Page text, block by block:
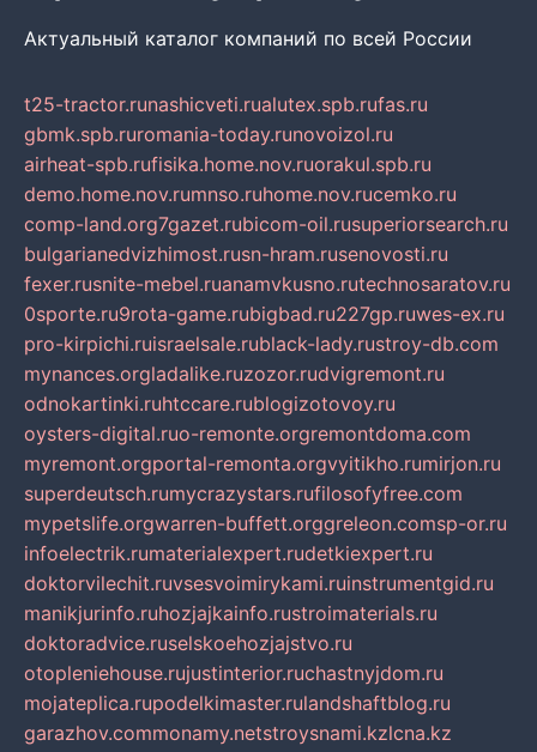
Актуальный каталог компаний по всей России
t25-tractor.runashicveti.rualutex.spb.rufas.ru
gbmk.spb.ruromania-today.runovoizol.ru
airheat-spb.rufisika.home.nov.ruorakul.spb.ru
demo.home.nov.rumnso.ruhome.nov.rucemko.ru
comp-land.org7gazet.rubicom-oil.rusuperiorsearch.ru
bulgarianedvizhimost.rusn-hram.rusenovosti.ru
fexer.rusnite-mebel.ruanamvkusno.rutechnosaratov.ru
0sporte.ru9rota-game.rubigbad.ru227gp.ruwes-ex.ru
pro-kirpichi.ruisraelsale.rublack-lady.rustroy-db.com
mynances.orgladalike.ruzozor.rudvigremont.ru
odnokartinki.ruhtccare.rublogizotovoy.ru
oysters-digital.ruo-remonte.orgremontdoma.com
myremont.orgportal-remonta.orgvyitikho.rumirjon.ru
superdeutsch.rumycrazystars.rufilosofyfree.com
mypetslife.orgwarren-buffett.orggreleon.comsp-or.ru
infoelectrik.rumaterialexpert.rudetkiexpert.ru
doktorvilechit.ruvsesvoimirykami.ruinstrumentgid.ru
manikjurinfo.ruhozjajkainfo.rustroimaterials.ru
doktoradvice.ruselskoehozjajstvo.ru
otopleniehouse.rujustinterior.ruchastnyjdom.ru
mojateplica.rupodelkimaster.rulandshaftblog.ru
garazhov.commonamy.netstroysnami.kzlcna.kz